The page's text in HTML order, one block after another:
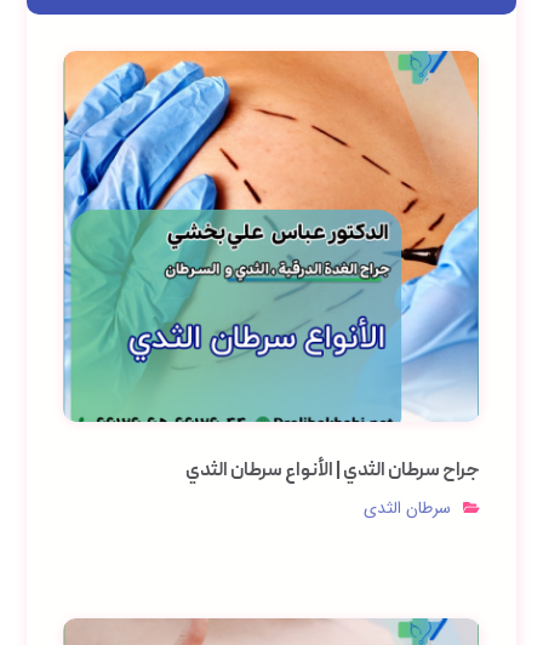
جراح سرطان الثدي | الأنواع سرطان الثدي
سرطان الثدي